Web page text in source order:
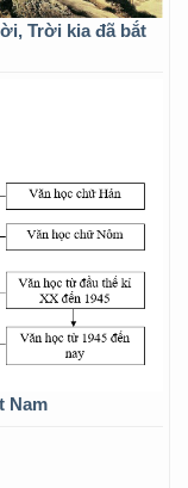
Trời kia đã bắt
Nam